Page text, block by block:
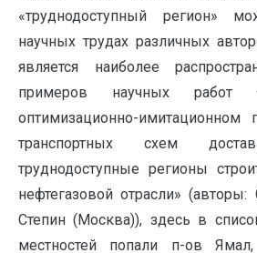
«труднодоступный регион»
научных трудах различных
является наиболее
примеров научных
оптимизационно-
транспортных схем
труднодоступные регионы
нефтегазовой отрасли»
Степин (Москва)), здесь в
местностей попали п-ов